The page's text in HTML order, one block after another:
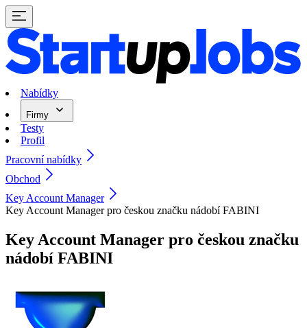
Nabídky
Firmy
Testy
Profil
Pracovní nabídky
Obchod
Key Account Manager
Key Account Manager pro českou značku nádobí FABINI
Key Account Manager pro českou značku
nádobí FABINI